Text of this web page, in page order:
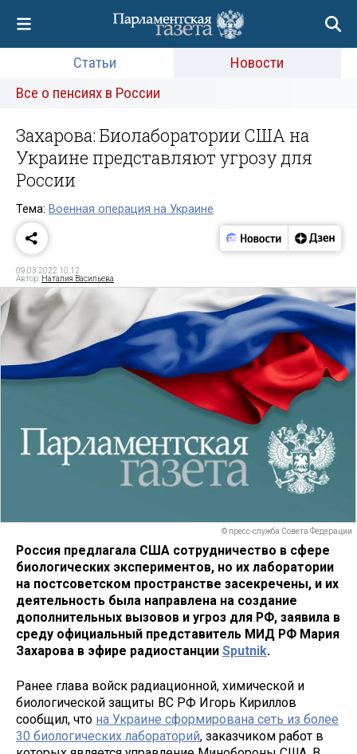
Статьи
Новости
Все о пенсиях в России
Захарова: Биолаборатории США на
Украине представляют угрозу для
России
Тема: Военная операция на Украине
09.03.2022 10:12
Автор: Наталия Васильева
© пресс-служба Совета Федерации
Россия предлагала США сотрудничество в сфере
биологических экспериментов, но их лаборатории
на постсоветском пространстве засекречены, и их
деятельность была направлена на создание
дополнительных вызовов и угроз для РФ, заявила в
среду официальный представитель МИД РФ Мария
Захарова в эфире радиостанции Sputnik.
Ранее глава войск радиационной, химической и
биологической защиты ВС РФ Игорь Кириллов
сообщил, что на Украине сформирована сеть из более
30 биологических лабораторий, заказчиком работ в